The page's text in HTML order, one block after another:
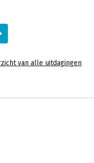
van alle uitdagingen